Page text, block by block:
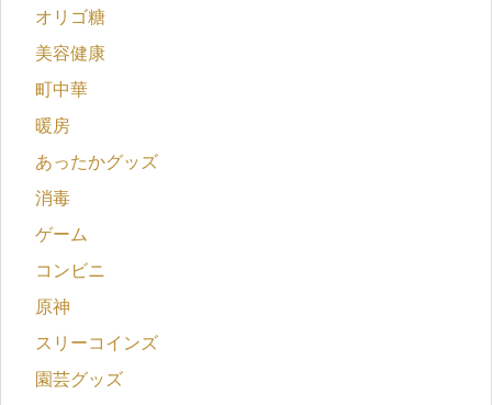
オリゴ糖
美容健康
町中華
暖房
あったかグッズ
消毒
ゲーム
コンビニ
原神
スリーコインズ
園芸グッズ